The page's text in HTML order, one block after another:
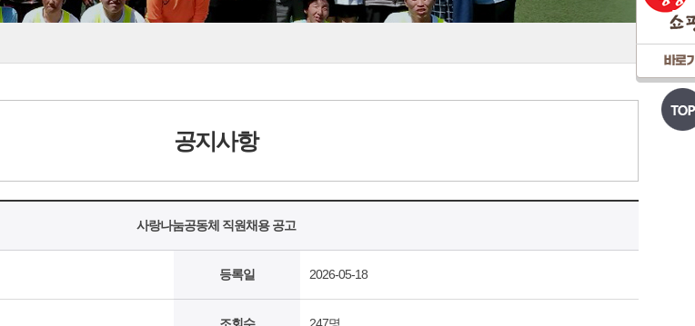
공지사항
사랑나눔공동체 직원채용 공고
등록일 2026-05-18